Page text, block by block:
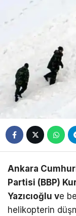
Ankara
Partisi (BBP)
Yazıcıoğlu ve
helikopterin